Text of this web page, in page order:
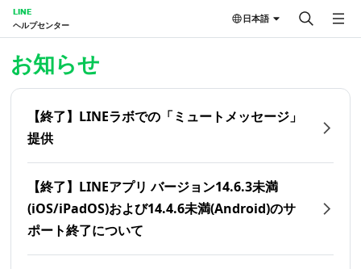
LINE
ヘルプセンター
日本語
お知らせ
【終了】LINEラボでの「ミュートメッセージ」
提供
【終了】LINEアプリ バージョン14.6.3未満
(iOS/iPadOS)および14.4.6未満(Android)のサ
ポート終了について